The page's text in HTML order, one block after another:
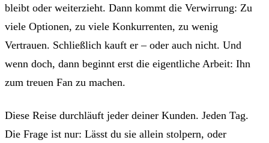
bleibt oder weiterzieht. Dann kommt die Verwirrung: Zu
viele Optionen, zu viele Konkurrenten, zu wenig
Vertrauen. Schließlich kauft er – oder auch nicht. Und
wenn doch, dann beginnt erst die eigentliche Arbeit: Ihn
zum treuen Fan zu machen.
Diese Reise durchläuft jeder deiner Kunden. Jeden Tag.
Die Frage ist nur: Lässt du sie allein stolpern, oder